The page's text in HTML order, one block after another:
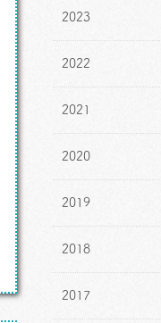
2023
2022
2021
2020
2019
2018
2017